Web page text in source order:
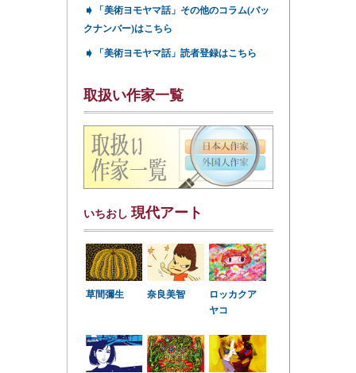
➧
「美術ヨモヤマ話」その他のコラム(バッ
クナンバー)はこちら
➧ 「美術ヨモヤマ話」読者登録はこちら
取扱い作家一覧
いちおし 現代アート
草間彌生 奈良美智
ロッカクア
ヤコ